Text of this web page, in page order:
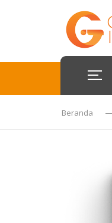
Beranda